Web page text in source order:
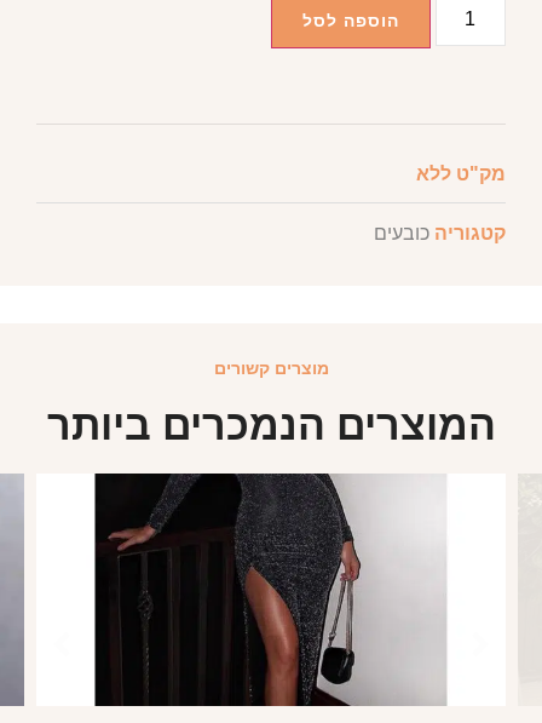
הוספה לסל
מק"ט ללא
קטגוריה כובעים
מוצרים קשורים
המוצרים הנמכרים ביותר